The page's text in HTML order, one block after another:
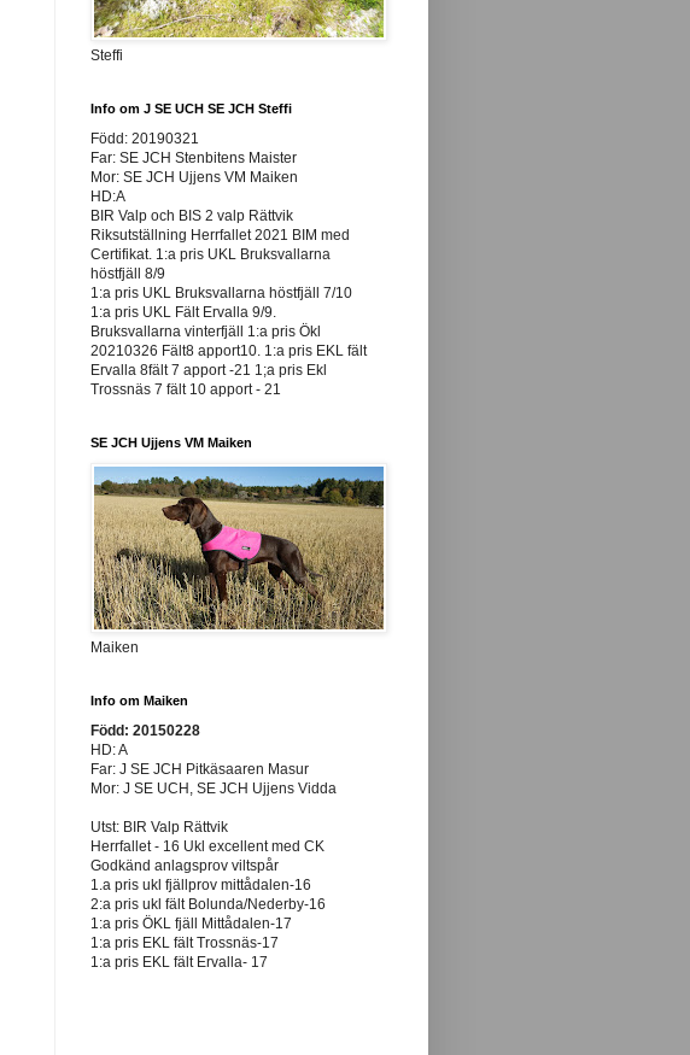
Steffi
Info om J SE UCH SE JCH Steffi
Född: 20190321
Far: SE JCH Stenbitens Maister
Mor: SE JCH Ujjens VM Maiken
HD:A
BIR Valp och BIS 2 valp Rättvik
Riksutställning Herrfallet 2021 BIM med
Certifikat. 1:a pris UKL Bruksvallarna
höstfjäll 8/9
1:a pris UKL Bruksvallarna höstfjäll 7/10
1:a pris UKL Fält Ervalla 9/9.
Bruksvallarna vinterfjäll 1:a pris Ökl
20210326 Fält8 apport10. 1:a pris EKL fält
Ervalla 8fält 7 apport -21 1;a pris Ekl
Trossnäs 7 fält 10 apport - 21
SE JCH Ujjens VM Maiken
Maiken
Info om Maiken
Född: 20150228
HD: A
Far: J SE JCH Pitkäsaaren Masur
Mor: J SE UCH, SE JCH Ujjens Vidda
Utst: BIR Valp Rättvik
Herrfallet - 16 Ukl excellent med CK
Godkänd anlagsprov viltspår
1.a pris ukl fjällprov mittådalen-16
2:a pris ukl fält Bolunda/Nederby-16
1:a pris ÖKL fjäll Mittådalen-17
1:a pris EKL fält Trossnäs-17
1:a pris EKL fält Ervalla- 17